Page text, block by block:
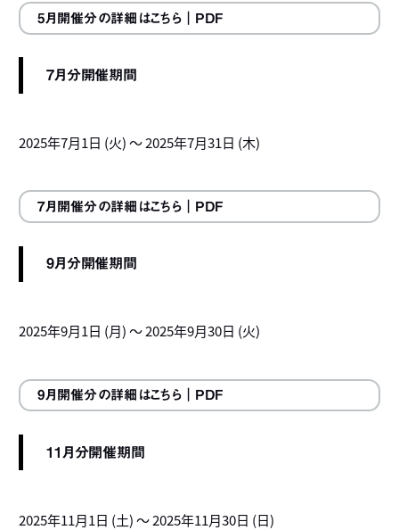
5月開催分の詳細はこちら｜PDF
7月分開催期間
2025年7月1日 (火) ～ 2025年7月31日 (木)
7月開催分の詳細はこちら｜PDF
9月分開催期間
2025年9月1日 (月) ～ 2025年9月30日 (火)
9月開催分の詳細はこちら｜PDF
11月分開催期間
2025年11月1日 (土) ～ 2025年11月30日 (日)